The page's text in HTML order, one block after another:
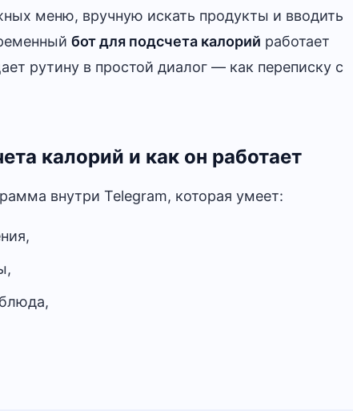
меню, вручную искать продукты и вводить
бот для подсчета калорий работает
рутину в простой диалог — как переписку с
калорий и как он работает
внутри Telegram, которая умеет: